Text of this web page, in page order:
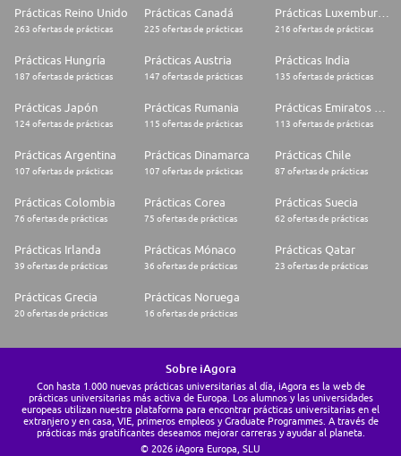
Prácticas Reino Unido
263 ofertas de prácticas
Prácticas Canadá
225 ofertas de prácticas
Prácticas Luxemburgo
216 ofertas de prácticas
Prácticas Hungría
187 ofertas de prácticas
Prácticas Austria
147 ofertas de prácticas
Prácticas India
135 ofertas de prácticas
Prácticas Japón
124 ofertas de prácticas
Prácticas Rumania
115 ofertas de prácticas 113 ofertas de prácticas
Prácticas Argentina
107 ofertas de prácticas
Prácticas Dinamarca
107 ofertas de prácticas
Prácticas Chile
87 ofertas de prácticas
Prácticas Colombia
76 ofertas de prácticas
Prácticas Corea
75 ofertas de prácticas
Prácticas Suecia
62 ofertas de prácticas
Prácticas Irlanda
39 ofertas de prácticas
Prácticas Mónaco
36 ofertas de prácticas
Prácticas Qatar
23 ofertas de prácticas
Prácticas Grecia
20 ofertas de prácticas
Prácticas Noruega
16 ofertas de prácticas
Sobre iAgora
Con hasta 1.000 nuevas prácticas universitarias al día, iAgora es la web de
prácticas universitarias más activa de Europa. Los alumnos y las universidades
europeas utilizan nuestra plataforma para encontrar prácticas universitarias en el
extranjero y en casa, VIE, primeros empleos y Graduate Programmes. A través de
prácticas más gratificantes deseamos mejorar carreras y ayudar al planeta.
© 2026 iAgora Europa, SLU